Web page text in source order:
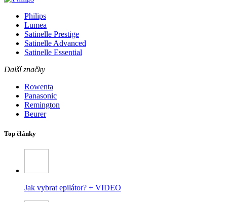
Philips
Lumea
Satinelle Prestige
Satinelle Advanced
Satinelle Essential
Další značky
Rowenta
Panasonic
Remington
Beurer
Top články
Jak vybrat epilátor? + VIDEO